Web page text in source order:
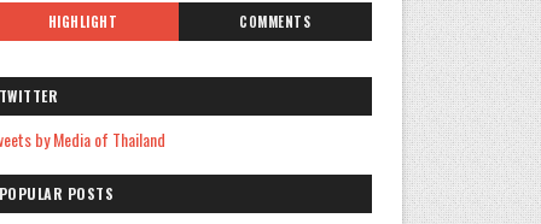
HIGHLIGHT COMMENTS
by Media of Thailand
POSTS